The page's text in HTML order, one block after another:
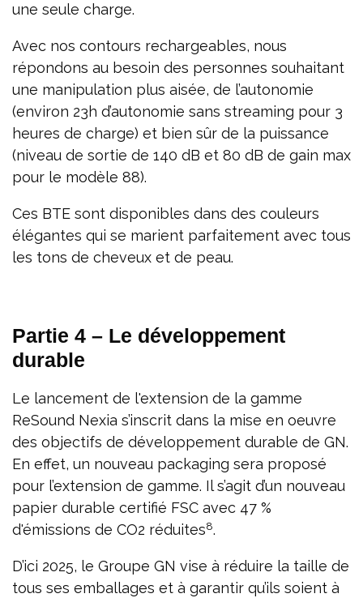
une seule charge.
Avec nos contours rechargeables, nous
répondons au besoin des personnes souhaitant
une manipulation plus aisée, de l’autonomie
(environ 23h d’autonomie sans streaming pour 3
heures de charge) et bien sûr de la puissance
(niveau de sortie de 140 dB et 80 dB de gain max
pour le modèle 88).
Ces BTE sont disponibles dans des couleurs
élégantes qui se marient parfaitement avec tous
les tons de cheveux et de peau.
Partie 4 – Le développement
durable
Le lancement de l'extension de la gamme
ReSound Nexia s’inscrit dans la mise en oeuvre
des objectifs de développement durable de GN.
En effet, un nouveau packaging sera proposé
pour l’extension de gamme. Il s’agit d’un nouveau
papier durable certifié FSC avec 47 %
d'émissions de CO2 réduites8.
D’ici 2025, le Groupe GN vise à réduire la taille de
tous ses emballages et à garantir qu’ils soient à